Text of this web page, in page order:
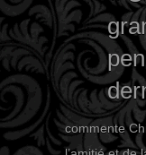
commente